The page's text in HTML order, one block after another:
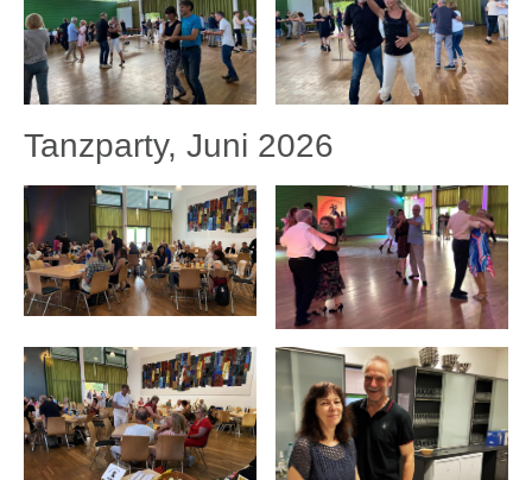
Tanzparty, Juni 2026